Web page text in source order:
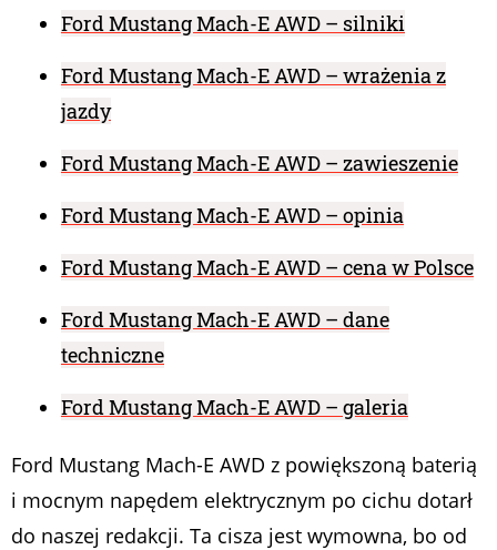
Ford Mustang Mach-E AWD – silniki
Ford Mustang Mach-E AWD – wrażenia z
jazdy
Ford Mustang Mach-E AWD – zawieszenie
Ford Mustang Mach-E AWD – opinia
Ford Mustang Mach-E AWD – cena w Polsce
Ford Mustang Mach-E AWD – dane
techniczne
Ford Mustang Mach-E AWD – galeria
Ford Mustang Mach-E AWD z powiększoną baterią
i mocnym napędem elektrycznym po cichu dotarł
do naszej redakcji. Ta cisza jest wymowna, bo od